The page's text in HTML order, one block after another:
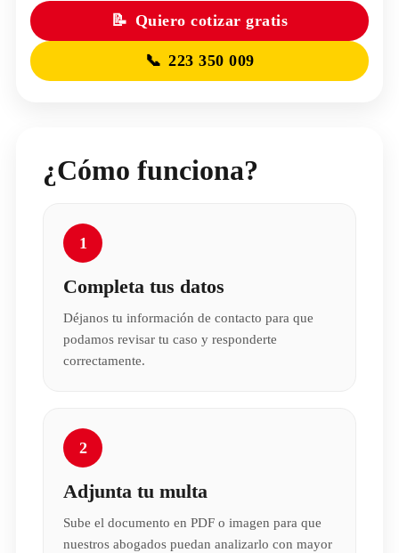
📝 Quiero cotizar gratis
📞 223 350 009
¿Cómo funciona?
1
Completa tus datos
Déjanos tu información de contacto para que
podamos revisar tu caso y responderte
correctamente.
2
Adjunta tu multa
Sube el documento en PDF o imagen para que
nuestros abogados puedan analizarlo con mayor